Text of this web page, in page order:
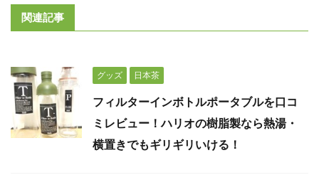
関連記事
グッズ 日本茶
フィルターインボトルポータブルを口コ
ミレビュー！ハリオの樹脂製なら熱湯・
横置きでもギリギリいける！